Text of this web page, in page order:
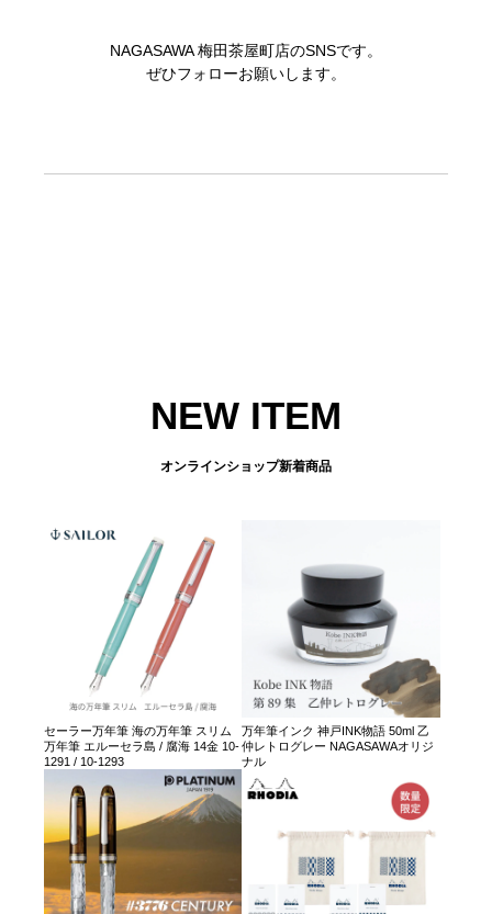
NAGASAWA 梅田茶屋町店のSNSです。
ぜひフォローお願いします。
NEW ITEM
オンラインショップ新着商品
セーラー万年筆 海の万年筆 スリム
万年筆 エルーセラ島 / 腐海 14金 10-
1291 / 10-1293
万年筆インク 神戸INK物語 50ml 乙
仲レトログレー NAGASAWAオリジ
ナル